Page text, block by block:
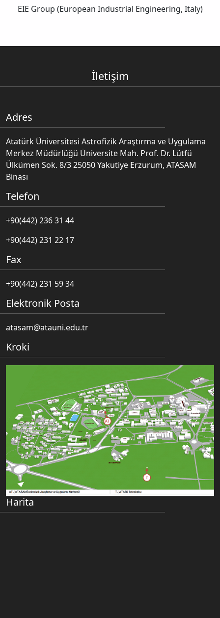
EIE Group (European Industrial Engineering, Italy)
İletişim
Adres
Atatürk Üniversitesi Astrofizik Araştırma ve Uygulama
Merkez Müdürlüğü Üniversite Mah. Prof. Dr. Lütfü
Ülkümen Sok. 8/3 25050 Yakutiye Erzurum, ATASAM
Binası
Telefon
+90(442) 236 31 44
+90(442) 231 22 17
Fax
+90(442) 231 59 34
Elektronik Posta
atasam@atauni.edu.tr
Kroki
Harita